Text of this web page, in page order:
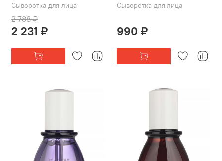
Сыворотка для лица
2 788 ₽
2 231 ₽
Сыворотка для лица
990 ₽